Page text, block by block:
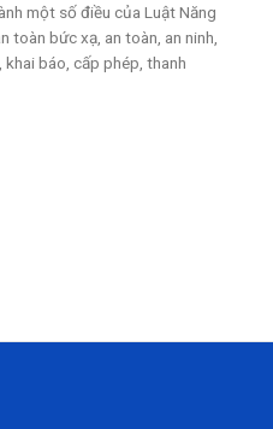
một số điều của Luật Năng
toàn bức xạ, an toàn, an ninh,
báo, cấp phép, thanh